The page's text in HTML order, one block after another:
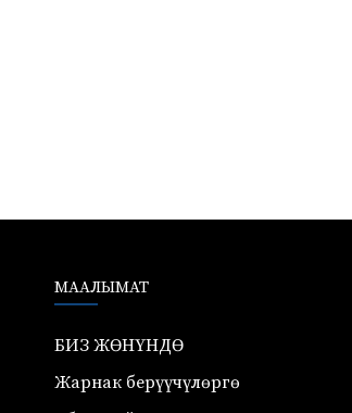
МААЛЫМАТ
БИЗ ЖӨНҮНДӨ
Жарнак берүүчүлөргө